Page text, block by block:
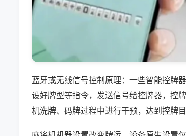
蓝牙或无线信号控制原理：一些智能控牌
设好牌型等指令，发送信号给控牌器，控
机洗牌、码牌过程中进行干预，达到控牌目